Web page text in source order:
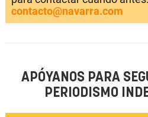
contacto@navarra.com
APÓYANOS PARA
PERIODISMO